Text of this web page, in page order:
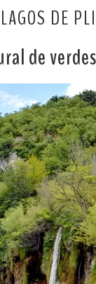
LAGOS DE
de